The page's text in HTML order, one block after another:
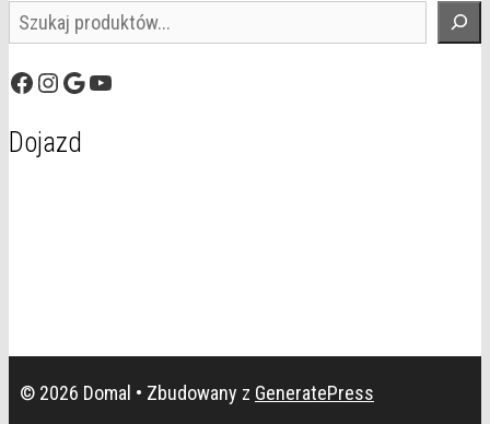
Szukaj
Facebook
Instagram
GoogleYouTube
Dojazd
© 2026 Domal • Zbudowany z GeneratePress